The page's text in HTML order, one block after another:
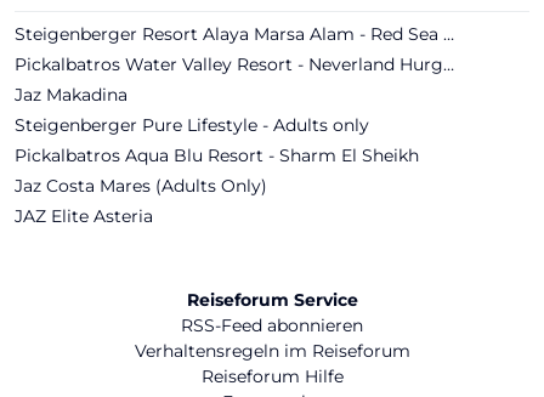
Steigenberger Resort Alaya Marsa Alam - Red Sea - Adults only
Pickalbatros Water Valley Resort - Neverland Hurghada
Jaz Makadina
Steigenberger Pure Lifestyle - Adults only
Pickalbatros Aqua Blu Resort - Sharm El Sheikh
Jaz Costa Mares (Adults Only)
JAZ Elite Asteria
Reiseforum Service
RSS-Feed abonnieren
Verhaltensregeln im Reiseforum
Reiseforum Hilfe